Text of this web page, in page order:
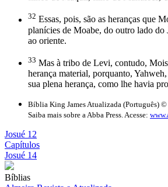
32 Essas, pois, são as heranças que
planícies de Moabe, do outro lado do
ao oriente.
33 Mas à tribo de Levi, contudo,
herança material, porquanto,
sua plena herança, como lhe havia
Bíblia King James Atualizada (Português) ©
Saiba mais sobre a Abba Press. Acesse:
Josué 12
Capítulos
Josué 14
Bíblias